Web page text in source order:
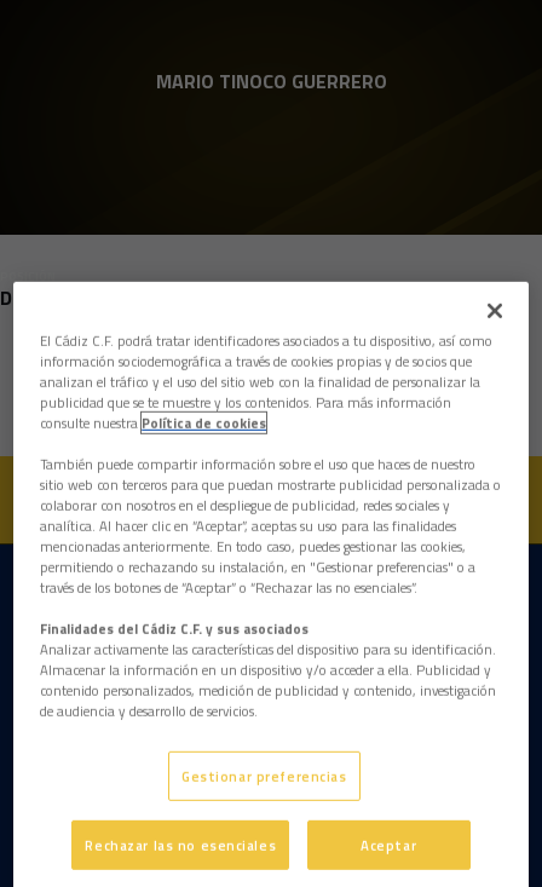
MARIO TINOCO GUERRERO
POSICIÓN
DEFENSAS
Nacimiento
Edad
DESCARGAR LA APP AHORA
El Cádiz C.F. podrá tratar identificadores asociados a tu dispositivo, así como
información sociodemográfica a través de cookies propias y de socios que
analizan el tráfico y el uso del sitio web con la finalidad de personalizar la
publicidad que se te muestre y los contenidos. Para más información
consulte nuestra Política de cookies
También puede compartir información sobre el uso que haces de nuestro
sitio web con terceros para que puedan mostrarte publicidad personalizada o
colaborar con nosotros en el despliegue de publicidad, redes sociales y
analítica. Al hacer clic en “Aceptar”, aceptas su uso para las finalidades
mencionadas anteriormente. En todo caso, puedes gestionar las cookies,
permitiendo o rechazando su instalación, en "Gestionar preferencias" o a
través de los botones de “Aceptar” o “Rechazar las no esenciales”.
Finalidades del Cádiz C.F. y sus asociados
Analizar activamente las características del dispositivo para su identificación.
Almacenar la información en un dispositivo y/o acceder a ella. Publicidad y
contenido personalizados, medición de publicidad y contenido, investigación
de audiencia y desarrollo de servicios.
Gestionar preferencias
Rechazar las no esenciales Aceptar